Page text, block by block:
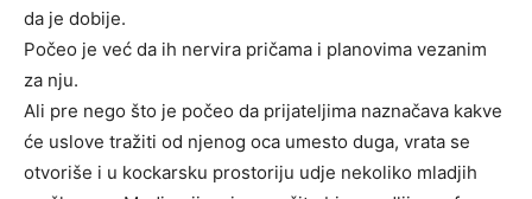
da je dobije.
Počeo je već da ih nervira pričama i planovima vezanim
za nju.
Ali pre nego što je počeo da prijateljima naznačava kakve
će uslove tražiti od njenog oca umesto duga, vrata se
otvoriše i u kockarsku prostoriju udje nekoliko mladjih